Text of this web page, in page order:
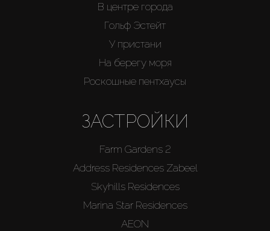
В центре города
Гольф Эстейт
У пристани
На берегу моря
Роскошные пентхаусы
ЗАСТРОЙКИ
Farm Gardens 2
Address Residences Zabeel
Skyhills Residences
Marina Star Residences
AEON